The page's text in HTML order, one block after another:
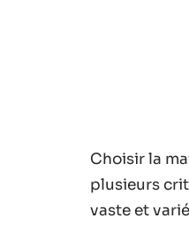
Choisir la
plusieurs
vaste et